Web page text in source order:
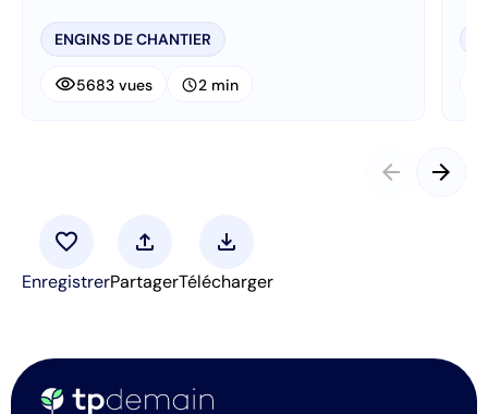
ENGINS DE CHANTIER
visibility5683 vues schedule2 min
arrow_back arrow_forward
favorite
Enregistrer
upload
Partager
download
Télécharger